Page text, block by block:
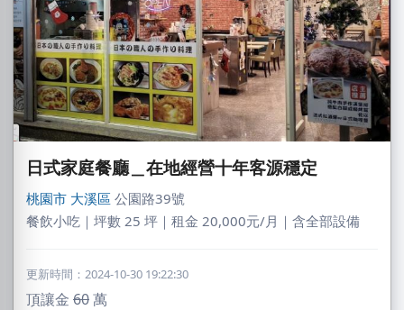
日式家庭餐廳＿在地經營十年客源穩定
桃園市 大溪區 公園路39號
餐飲小吃｜坪數 25 坪｜租金 20,000元/月｜含全部設備
更新時間：2024-10-30 19:22:30
頂讓金 60萬